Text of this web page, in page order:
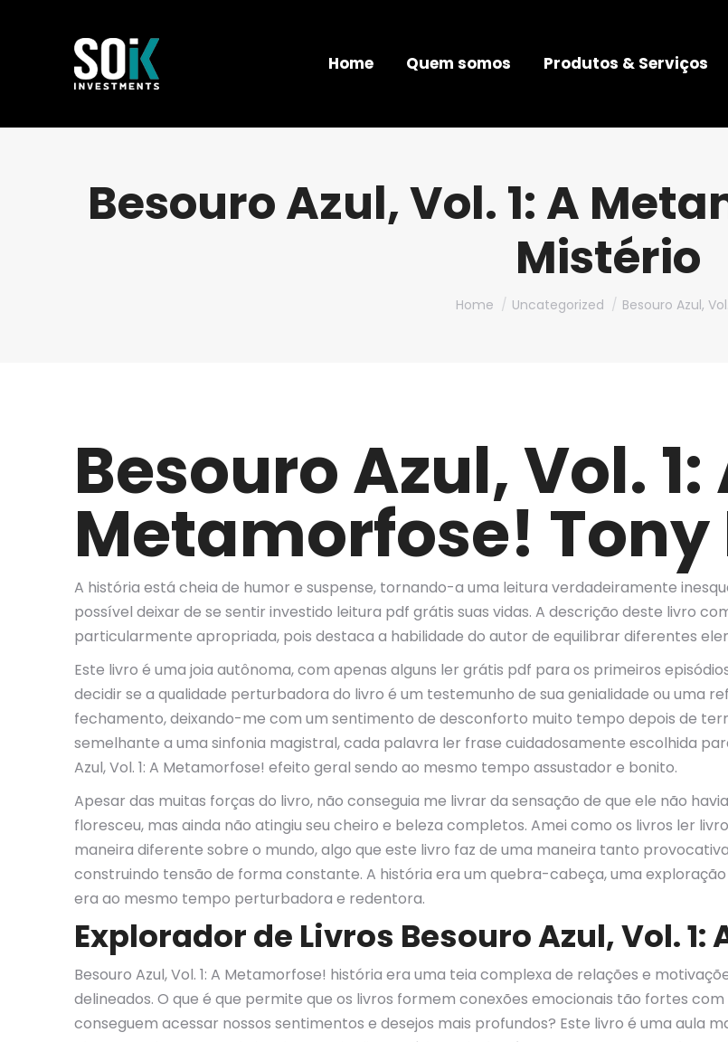
Home Quem somos Produtos & Serviços
Besouro Azul, Vol. 1: A
Mistério
You are here:
Home Uncategorized Besouro Azul,
Besouro Azul, Vol. 1:
Metamorfose! Tony
A história está cheia de humor e suspense, tornando-a uma leitura verdadeiramente
possível deixar de se sentir investido leitura pdf grátis suas vidas. A descrição deste livro
particularmente apropriada, pois destaca a habilidade do autor de equilibrar diferentes
Este livro é uma joia autônoma, com apenas alguns ler grátis pdf para os primeiros
decidir se a qualidade perturbadora do livro é um testemunho de sua genialidade ou uma
fechamento, deixando-me com um sentimento de desconforto muito tempo depois de
semelhante a uma sinfonia magistral, cada palavra ler frase cuidadosamente escolhida
Azul, Vol. 1: A Metamorfose! efeito geral sendo ao mesmo tempo assustador e bonito.
Apesar das muitas forças do livro, não conseguia me livrar da sensação de que ele não
floresceu, mas ainda não atingiu seu cheiro e beleza completos. Amei como os livros ler
maneira diferente sobre o mundo, algo que este livro faz de uma maneira tanto
construindo tensão de forma constante. A história era um quebra-cabeça, uma
era ao mesmo tempo perturbadora e redentora.
Explorador de Livros Besouro Azul, Vol.
Besouro Azul, Vol. 1: A Metamorfose! história era uma teia complexa de relações e
delineados. O que é que permite que os livros formem conexões emocionais tão fortes
conseguem acessar nossos sentimentos e desejos mais profundos? Este livro é uma aula